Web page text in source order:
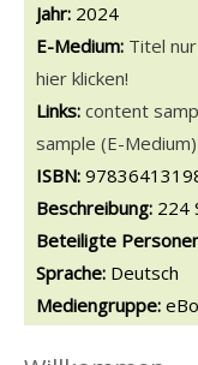
Jahr: 2024
E-Medium: Titel
hier klicken!
Links: Diesen Link
content
sample (E-Medium)
Suche nach dieser
Suche nach
ISBN:
Beschreibung: 224
Beteiligte
Sprache: Deutsch
Mediengruppe: